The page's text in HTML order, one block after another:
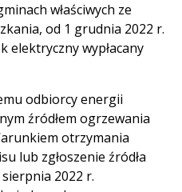
właściwych ze
od 1 grudnia 2022 r.
elektryczny wypłacany
odbiorcy energii
źródłem ogrzewania
otrzymania
lub zgłoszenie źródła
2022 r.